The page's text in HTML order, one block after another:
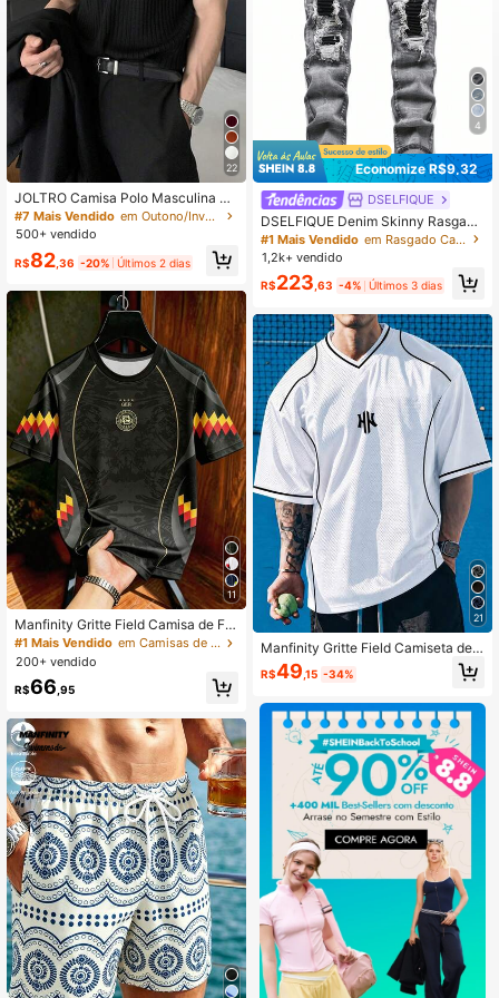
22
JOLTRO Camisa Polo Masculina de
Cor Sólida, Manga Curta, Casual/N
egócios, Formal
#7 Mais Vendido
em Outono/Inverno Camisas Polo Masculinas
500+ vendido
R$82 ,36 -20% Últimos 2 dias
11
Manfinity Gritte Field Camisa de Fut
ebol Masculina de Manga Curta co
m Gola Redonda
#1 Mais Vendido
em Camisas de futebol masculinas
200+ vendido
R$66 ,95
4
Economize R$9,32
DSELFIQUE
DSELFIQUE Denim Skinny Rasgado
s e Desfiados para Homens, Denim
Cargo Slim Fit Longo Cinza Claro Si
mples, como Presente para Marido
ou Namorado
#1 Mais Vendido
em Rasgado Calça Jeans Masculina
1,2k+ vendido
R$223,63 -4% Últimos 3 dias
21
Manfinity Gritte Field Camiseta de
Basquete Masculina com Decote e
m V, Manga Curta, Listrada e Colorb
R$49 ,15 -34%